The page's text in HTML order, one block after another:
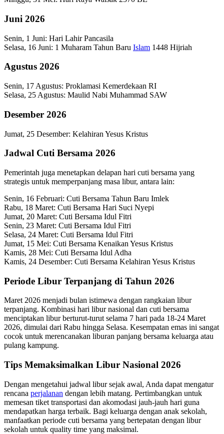
Juni 2026
Senin, 1 Juni: Hari Lahir Pancasila
Selasa, 16 Juni: 1 Muharam Tahun Baru Islam 1448 Hijriah
Agustus 2026
Senin, 17 Agustus: Proklamasi Kemerdekaan RI
Selasa, 25 Agustus: Maulid Nabi Muhammad SAW
Desember 2026
Jumat, 25 Desember: Kelahiran Yesus Kristus
Jadwal Cuti Bersama 2026
Pemerintah juga menetapkan delapan hari cuti bersama yang
strategis untuk memperpanjang masa libur, antara lain:
Senin, 16 Februari: Cuti Bersama Tahun Baru Imlek
Rabu, 18 Maret: Cuti Bersama Hari Suci Nyepi
Jumat, 20 Maret: Cuti Bersama Idul Fitri
Senin, 23 Maret: Cuti Bersama Idul Fitri
Selasa, 24 Maret: Cuti Bersama Idul Fitri
Jumat, 15 Mei: Cuti Bersama Kenaikan Yesus Kristus
Kamis, 28 Mei: Cuti Bersama Idul Adha
Kamis, 24 Desember: Cuti Bersama Kelahiran Yesus Kristus
Periode Libur Terpanjang di Tahun 2026
Maret 2026 menjadi bulan istimewa dengan rangkaian libur
terpanjang. Kombinasi hari libur nasional dan cuti bersama
menciptakan libur berturut-turut selama 7 hari pada 18-24 Maret
2026, dimulai dari Rabu hingga Selasa. Kesempatan emas ini sangat
cocok untuk merencanakan liburan panjang bersama keluarga atau
pulang kampung.
Tips Memaksimalkan Libur Nasional 2026
Dengan mengetahui jadwal libur sejak awal, Anda dapat mengatur
rencana perjalanan dengan lebih matang. Pertimbangkan untuk
memesan tiket transportasi dan akomodasi jauh-jauh hari guna
mendapatkan harga terbaik. Bagi keluarga dengan anak sekolah,
manfaatkan periode cuti bersama yang bertepatan dengan libur
sekolah untuk quality time yang maksimal.